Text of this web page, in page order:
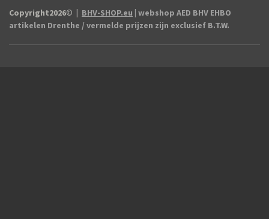
Copyright2026© | BHV-SHOP.eu | webshop AED BHV EHBO
artikelen Drenthe / vermelde prijzen zijn exclusief B.T.W.